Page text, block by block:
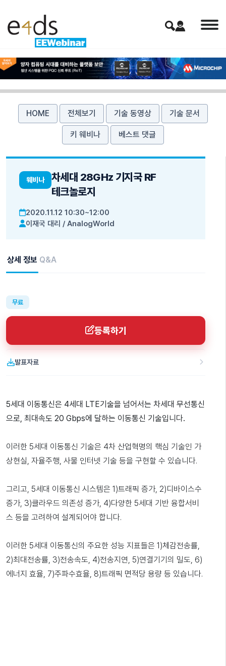
HOME 전체보기 기술 동영상 기술 문서
키 웨비나 베스트 댓글
웨비나
차세대 28GHz 기지국 RF
테크놀로지
2020.11.12 10:30~12:00
이재국 대리 / AnalogWorld
상세 정보 Q&A
무료
등록하기
발표자료
5세대 이동통신은 4세대 LTE기술을 넘어서는 차세대 무선통신
으로, 최대속도 20 Gbps에 달하는 이동통신 기술입니다.
이러한 5세대 이동통신 기술은 4차 산업혁명의 핵심 기술인 가
상현실, 자율주행, 사물 인터넷 기술 등을 구현할 수 있습니다.
그리고, 5세대 이동통신 시스템은 1)트래픽 증가, 2)디바이스수
증가, 3)클라우드 의존성 증가, 4)다양한 5세대 기반 융합서비
스 등을 고려하여 설계되어야 합니다.
이러한 5세대 이동통신의 주요한 성능 지표들은 1)체감전송률,
2)최대전송률, 3)전송속도, 4)전송지연, 5)연결기기의 밀도, 6)
에너지 효율, 7)주파수효율, 8)트래픽 면적당 용량 등 있습니다.